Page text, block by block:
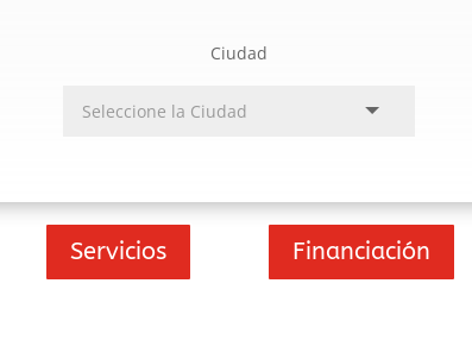
Ciudad
Servicios Financiación